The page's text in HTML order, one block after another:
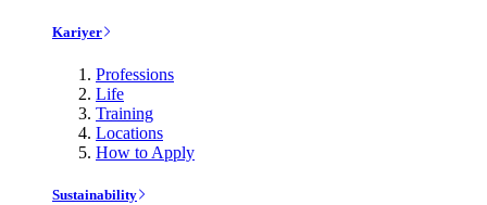
Kariyer
Professions
Life
Training
Locations
How to Apply
Sustainability